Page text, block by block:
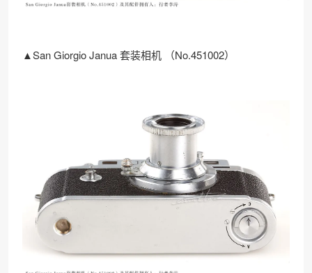
▲San Giorgio Janua 套装相机 （No.451002）